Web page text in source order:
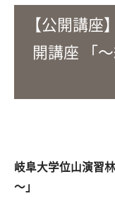
【公開講
開講座 「
岐阜大学位山演習
～」